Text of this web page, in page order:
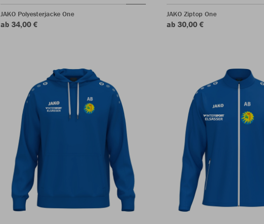
JAKO Polyesterjacke One
ab 34,00 €
JAKO Ziptop One
ab 30,00 €